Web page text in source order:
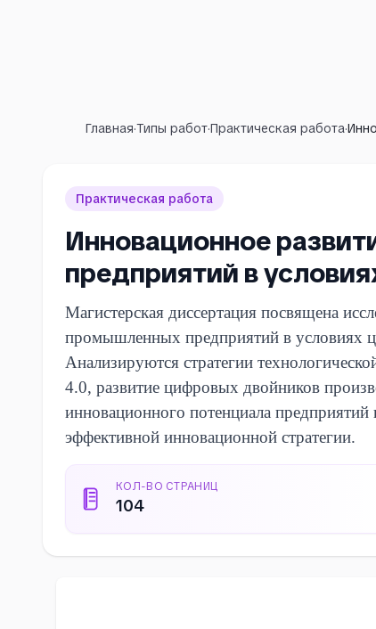
Главная·Типы работ·Практическая работа·
Практическая работа
Инновационное
предприятий в
Магистерская диссертация посвящена
промышленных предприятий в условиях
Анализируются стратегии
4.0, развитие цифровых двойников
инновационного потенциала
эффективной инновационной стратегии.
КОЛ-ВО СТРАНИЦ
104